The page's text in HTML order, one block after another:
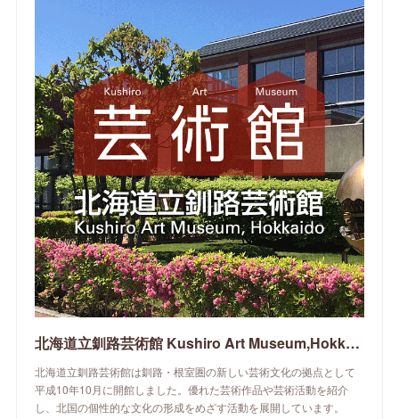
北海道立釧路芸術館 Kushiro Art Museum,Hokkaido
北海道立釧路芸術館は釧路・根室圏の新しい芸術文化の拠点として
平成10年10月に開館しました。優れた芸術作品や芸術活動を紹介
し、北国の個性的な文化の形成をめざす活動を展開しています。